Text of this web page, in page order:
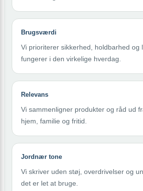
Brugsværdi
Vi prioriterer sikkerhed, holdbarhed og
fungerer i den virkelige hverdag.
Relevans
Vi sammenligner produkter og råd ud
hjem, familie og fritid.
Jordnær tone
Vi skriver uden støj, overdrivelser og
det er let at bruge.